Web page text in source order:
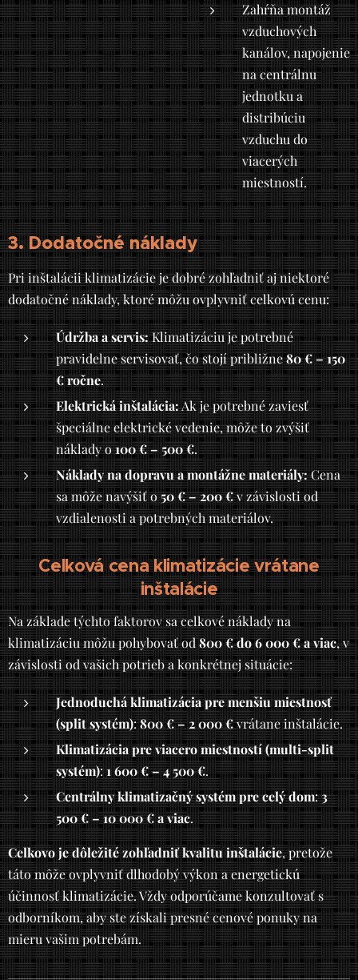
Zahŕňa montáž
vzduchových
kanálov, napojenie
na centrálnu
jednotku a
distribúciu
vzduchu do
viacerých
miestností.
3. Dodatočné náklady
Pri inštalácii klimatizácie je dobré zohľadniť aj niektoré
dodatočné náklady, ktoré môžu ovplyvniť celkovú cenu:
Údržba a servis:Klimatizáciu je potrebné
pravidelne servisovať, čo stojí približne80 € – 150
€ ročne.
Elektrická inštalácia:Ak je potrebné zaviesť
špeciálne elektrické vedenie, môže to zvýšiť
náklady o100 € – 500 €.
Náklady na dopravu a montážne materiály:Cena
sa môže navýšiť o50 € – 200 €v závislosti od
vzdialenosti a potrebných materiálov.
Celková cena klimatizácie vrátane
inštalácie
Na základe týchto faktorov sa celkové náklady na
klimatizáciu môžu pohybovať od800 € do 6 000 € a viac, v
závislosti od vašich potrieb a konkrétnej situácie:
Jednoduchá klimatizácia pre menšiu miestnosť
(split systém):800 € – 2 000 €vrátane inštalácie.
Klimatizácia pre viacero miestností (multi-split
systém):1 600 € – 4 500 €.
Centrálny klimatizačný systém pre celý dom:3
500 € – 10 000 € a viac.
Celkovo je dôležité zohľadniť kvalitu inštalácie, pretože
táto môže ovplyvniť dlhodobý výkon a energetickú
účinnosť klimatizácie. Vždy odporúčame konzultovať s
odborníkom, aby ste získali presné cenové ponuky na
mieru vašim potrebám.